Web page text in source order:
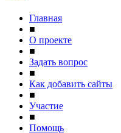
Главная
■
О проекте
■
Задать вопрос
■
Как добавить сайты
■
Участие
■
Помощь